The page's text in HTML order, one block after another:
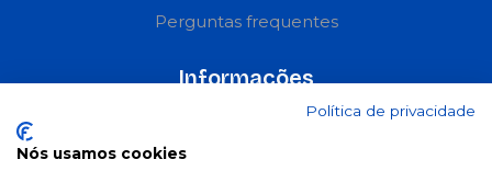
Perguntas frequentes
Informações
Termos & Condições
Política de privacidade
Política de privacidade
Nós usamos cookies